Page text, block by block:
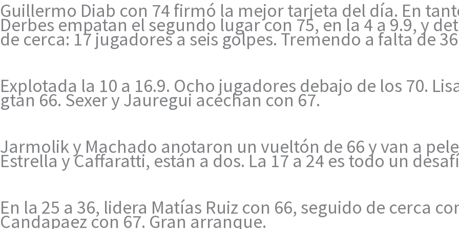
Guillermo Diab con 74 firmó la mejor tarjeta del día. En
Derbes empatan el segundo lugar con 75, en la 4 a 9.9, y
de cerca: 17 jugadores a seis golpes. Tremendo a falta de
Explotada la 10 a 16.9. Ocho jugadores debajo de los 70.
gtan 66. Sexer y Jauregui acechan con 67.
Jarmolik y Machado anotaron un vueltón de 66 y van a
Estrella y Caffaratti, están a dos. La 17 a 24 es todo un
En la 25 a 36, lidera Matías Ruiz con 66, seguido de cerca
Candapaez con 67. Gran arranque.